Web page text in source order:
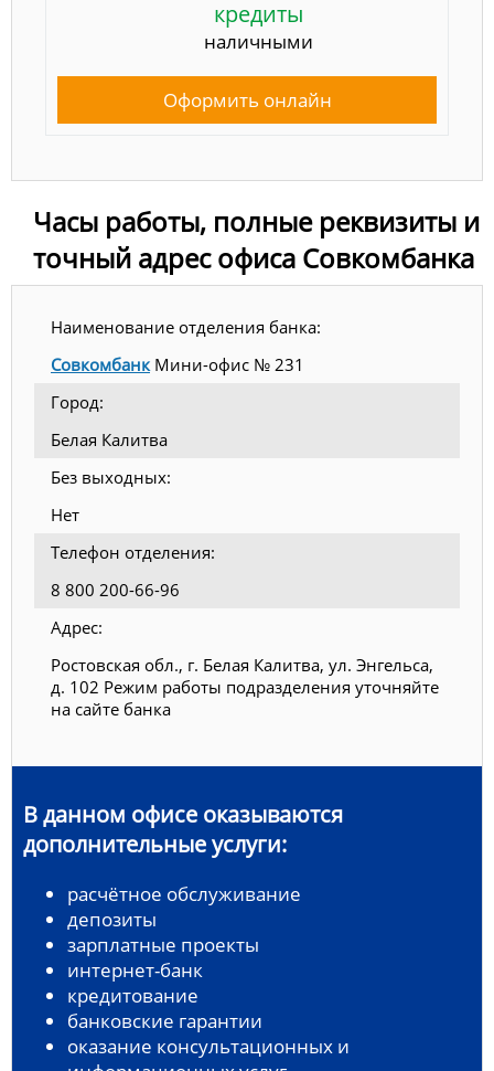
кредиты
наличными
Оформить онлайн
Часы работы, полные реквизиты и
точный адрес офиса Совкомбанка
Наименование отделения банка:
СовкомбанкМини-офис № 231
Город:
Белая Калитва
Без выходных:
Нет
Телефон отделения:
8 800 200-66-96
Адрес:
Ростовская обл., г. Белая Калитва, ул. Энгельса,
д. 102 Режим работы подразделения уточняйте
на сайте банка
В данном офисе оказываются
дополнительные услуги:
расчётное обслуживание
депозиты
зарплатные проекты
интернет-банк
кредитование
банковские гарантии
оказание консультационных и